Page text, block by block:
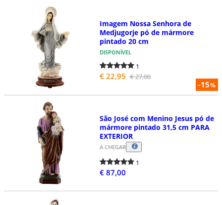
-15%
Imagem Nossa Senhora de
Medjugorje pó de mármore
pintado 20 cm
DISPONÍVEL
1
€ 22,95 € 27,00
São José com Menino Jesus pó de
mármore pintado 31,5 cm PARA
EXTERIOR
A CHEGAR
1
€ 87,00